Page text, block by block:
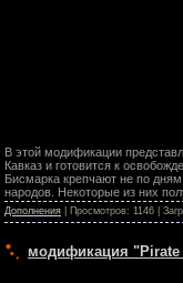
В этой модификации
Кавказ и готовится к
Бисмарка крепчают не по
народов. Некоторые из них
Дополнения | Просмотров: 1146 |
модификация